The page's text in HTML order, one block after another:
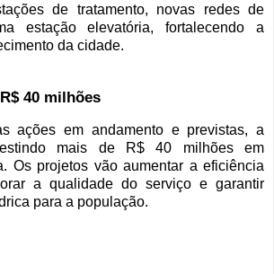
de tratamento, novas redes de
estação elevatória, fortalecendo a
da cidade.
40 milhões
ações em andamento e previstas, a
mais de R$ 40 milhões em
Os projetos vão aumentar a eficiência
a qualidade do serviço e garantir
para a população.